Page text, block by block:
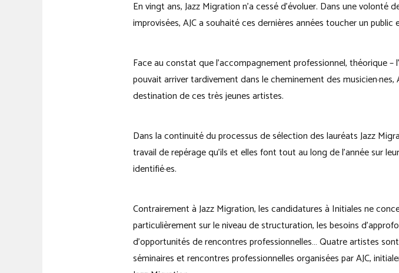
En vingt ans, Jazz Migration n’a cessé d’évoluer. Dans une
improvisées, AJC a souhaité ces dernières années toucher un public
Face au constat que l’accompagnement professionnel, théorique
pouvait arriver tardivement dans le cheminement des
destination de ces très jeunes artistes.
Dans la continuité du processus de sélection des lauréats Jazz
travail de repérage qu’ils et elles font tout au long de l’année sur
identifié·es.
Contrairement à Jazz Migration, les candidatures à Initiales ne
particulièrement sur le niveau de structuration, les besoins
d’opportunités de rencontres professionnelles… Quatre artistes
séminaires et rencontres professionnelles organisées par AJC,